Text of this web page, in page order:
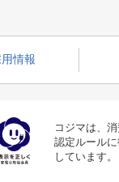
情報
コジマは、
認定ルール
しています。